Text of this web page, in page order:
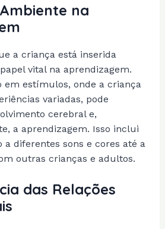
na
a criança está inserida
vital na aprendizagem.
em estímulos, onde a criança
variadas, pode
cerebral e,
a aprendizagem. Isso inclui
a diferentes sons e cores até a
outras crianças e adultos.
das Relações